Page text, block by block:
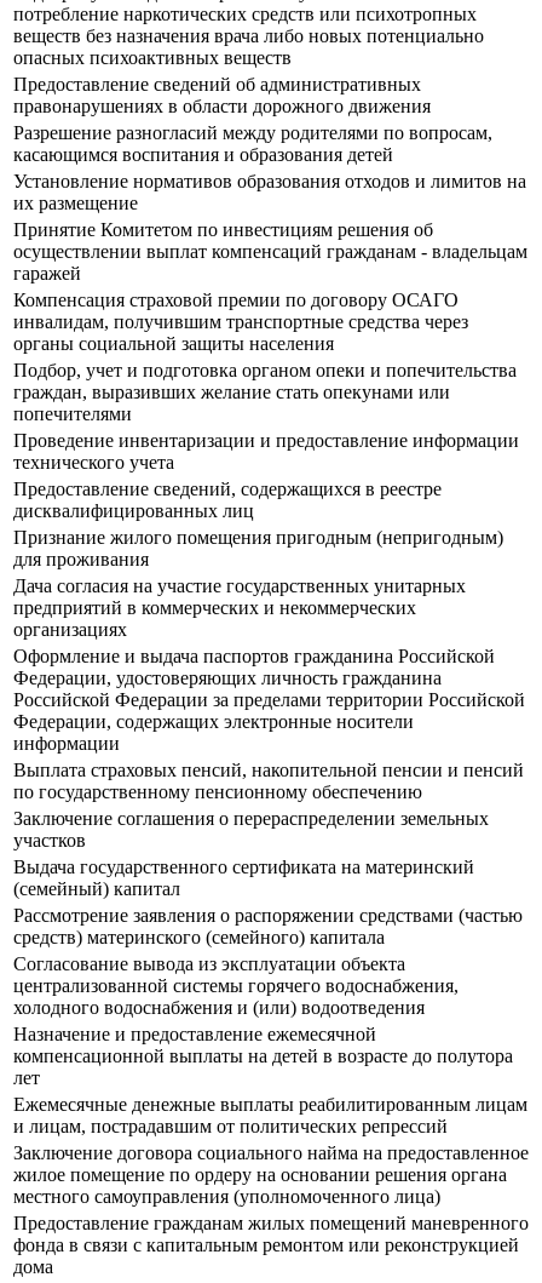
потребление наркотических средств или психотропных
веществ без назначения врача либо новых потенциально
опасных психоактивных веществ
Предоставление сведений об административных
правонарушениях в области дорожного движения
Разрешение разногласий между родителями по вопросам,
касающимся воспитания и образования детей
Установление нормативов образования отходов и лимитов на
их размещение
Принятие Комитетом по инвестициям решения об
осуществлении выплат компенсаций гражданам - владельцам
гаражей
Компенсация страховой премии по договору ОСАГО
инвалидам, получившим транспортные средства через
органы социальной защиты населения
Подбор, учет и подготовка органом опеки и попечительства
граждан, выразивших желание стать опекунами или
попечителями
Проведение инвентаризации и предоставление информации
технического учета
Предоставление сведений, содержащихся в реестре
дисквалифицированных лиц
Признание жилого помещения пригодным (непригодным)
для проживания
Дача согласия на участие государственных унитарных
предприятий в коммерческих и некоммерческих
организациях
Оформление и выдача паспортов гражданина Российской
Федерации, удостоверяющих личность гражданина
Российской Федерации за пределами территории Российской
Федерации, содержащих электронные носители
информации
Выплата страховых пенсий, накопительной пенсии и пенсий
по государственному пенсионному обеспечению
Заключение соглашения о перераспределении земельных
участков
Выдача государственного сертификата на материнский
(семейный) капитал
Рассмотрение заявления о распоряжении средствами (частью
средств) материнского (семейного) капитала
Согласование вывода из эксплуатации объекта
централизованной системы горячего водоснабжения,
холодного водоснабжения и (или) водоотведения
Назначение и предоставление ежемесячной
компенсационной выплаты на детей в возрасте до полутора
лет
Ежемесячные денежные выплаты реабилитированным лицам
и лицам, пострадавшим от политических репрессий
Заключение договора социального найма на предоставленное
жилое помещение по ордеру на основании решения органа
местного самоуправления (уполномоченного лица)
Предоставление гражданам жилых помещений маневренного
фонда в связи с капитальным ремонтом или реконструкцией
дома